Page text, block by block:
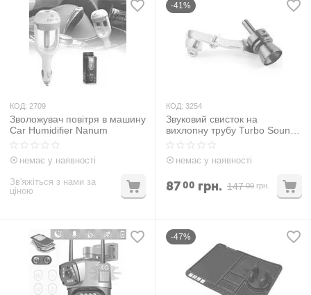
КОД: 2709
Зволожувач повітря в машину
Car Humidifier Nanum
немає у наявності
Зв'яжіться з нами за
ціною
-41%
КОД: 3254
Звуковий свисток на
вихлопну трубу Turbo Sound
Синій
немає у наявності
147 00 грн.
8700 грн.
-47%